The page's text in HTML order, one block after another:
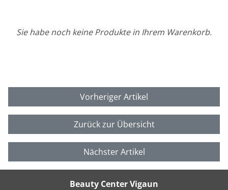
Sie habe noch keine Produkte in Ihrem Warenkorb.
Vorheriger Artikel
Zurück zur Übersicht
Nächster Artikel
Beauty Center Vigaun